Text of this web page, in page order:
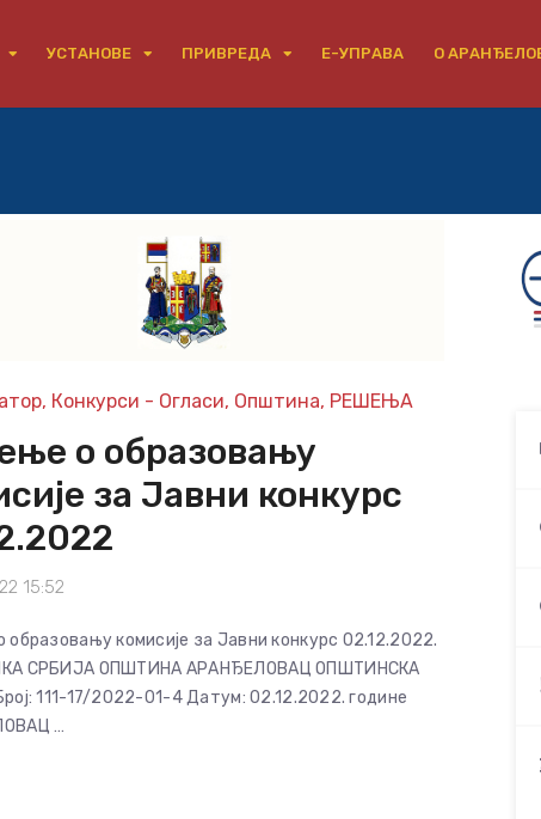
УСТАНОВЕ ПРИВРЕДА Е-УПРАВА О
, Конкурси - Огласи, Општина, РЕШЕЊА
о образовању
за Јавни конкурс
15:52
образовању комисије за Јавни конкурс 02.12.2022.
СРБИЈА ОПШТИНА АРАНЂЕЛОВАЦ ОПШТИНСКА
111-17/2022-01-4 Датум: 02.12.2022. године
…